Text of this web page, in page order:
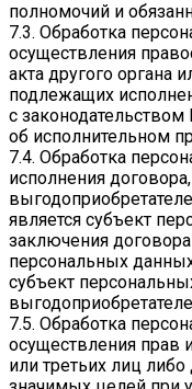
полномочий и
7.3. Обработка
осуществления
акта другого органа
подлежащих
с
об исполнительном
7.4. Обработка
исполнения
является субъект
заключения
персональных
субъект
7.5. Обработка
осуществления прав
или третьих лиц